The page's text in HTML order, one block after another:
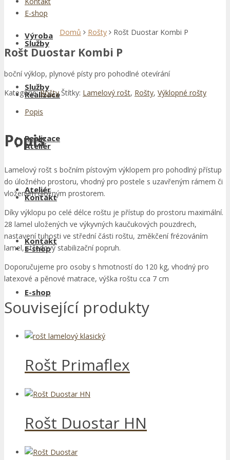
Služby
Realizace
Ateliér
Kontakt
E-shop
Výroba
Služby
Realizace
Ateliér
Kontakt
E-shop
E-shop
Domů
Rošty Rošt Duostar Kombi P
Rošt Duostar Kombi P
boční výklop, plynové písty pro pohodlné otevírání
Kategorie:Rošty Štítky: Lamelový rošt, Rošty, Výklopné rošty
Popis
Popis
Lamelový rošt s bočním pístovým výklopem pro pohodlný přístup
do úložného prostoru, vhodný pro postele s uzavřeným rámem či
vloženým úložným prostorem.
Díky výklopu po celé délce roštu je přístup do prostoru maximální.
28 lamel uložených ve výkyvných kaučukových pouzdrech,
nastavení tuhosti ve střední části roštu, změkčení frézováním
lamel, středový stabilizační popruh.
Doporučujeme pro osoby s hmotností do 120 kg, vhodný pro
latexové a pěnové matrace, výška roštu cca 7 cm
Související produkty
Rošt Primaflex
Rošt Duostar HN